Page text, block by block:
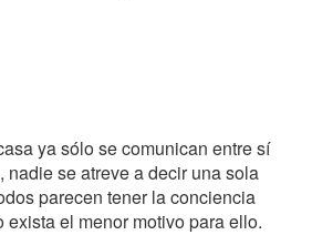
ya sólo se comunican entre sí
nadie se atreve a decir una sola
parecen tener la conciencia
el menor motivo para ello.